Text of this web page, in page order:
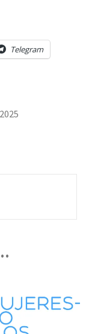
Telegram